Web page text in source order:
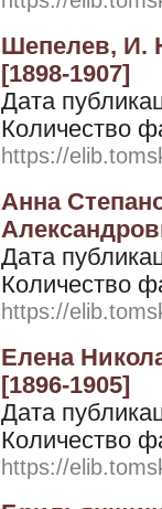
Шепелев, И.
[1898-1907]
Дата
Количество
https://
Анна
Дата
Количество
https://
Елена
[1896-1905]
Дата
Количество
https://